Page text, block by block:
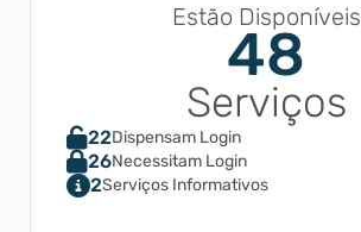
Estão Disponíveis
48
Serviços
22Dispensam Login
26Necessitam Login
2Serviços Informativos